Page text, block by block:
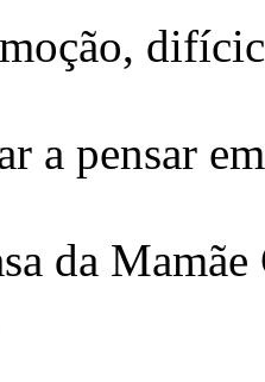
a pensar
da Mamãe